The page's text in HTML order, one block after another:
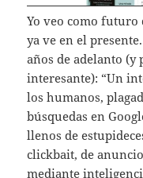
Yo veo como
ya ve en el
años de adelanto (y
interesante): “Un
los humanos,
búsquedas en
llenos de
clickbait, de
mediante